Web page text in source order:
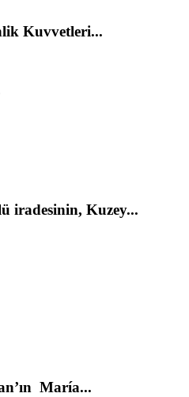
Kuvvetleri...
iradesinin, Kuzey...
María...